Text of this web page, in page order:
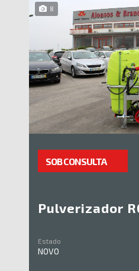
8
SOB CONSULTA
Pulverizador
Estado
NOVO